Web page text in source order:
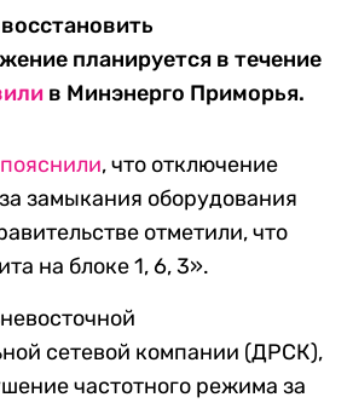
планируется в течение
в Минэнерго Приморья.
пояснили, что отключение
замыкания оборудования
отметили, что
на блоке 1, 6, 3».
сетевой компании (ДРСК),
частотного режима за